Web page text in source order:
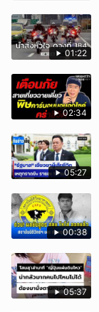
01:22
02:34
05:27
00:38
05:37